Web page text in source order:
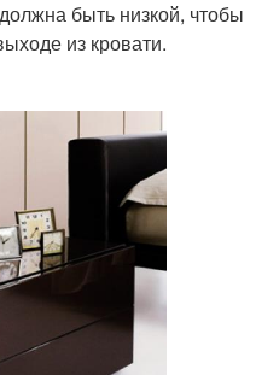
быть низкой, чтобы
из кровати.